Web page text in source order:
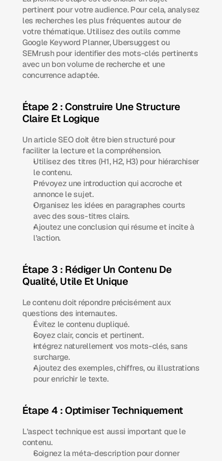
pertinent pour votre audience. Pour cela, analysez
les recherches les plus fréquentes autour de
votre thématique. Utilisez des outils comme
Google Keyword Planner, Ubersuggest ou
SEMrush pour identifier des mots-clés pertinents
avec un bon volume de recherche et une
concurrence adaptée.
Étape 2 : Construire Une Structure
Claire Et Logique
Un article SEO doit être bien structuré pour
faciliter la lecture et la compréhension.
Utilisez des titres (H1, H2, H3) pour hiérarchiser
le contenu.
Prévoyez une introduction qui accroche et
annonce le sujet.
Organisez les idées en paragraphes courts
avec des sous-titres clairs.
Ajoutez une conclusion qui résume et incite à
l’action.
Étape 3 : Rédiger Un Contenu De
Qualité, Utile Et Unique
Le contenu doit répondre précisément aux
questions des internautes.
Évitez le contenu dupliqué.
Soyez clair, concis et pertinent.
Intégrez naturellement vos mots-clés, sans
surcharge.
Ajoutez des exemples, chiffres, ou illustrations
pour enrichir le texte.
Étape 4 : Optimiser Techniquement
L’aspect technique est aussi important que le
contenu.
Soignez la méta-description pour donner